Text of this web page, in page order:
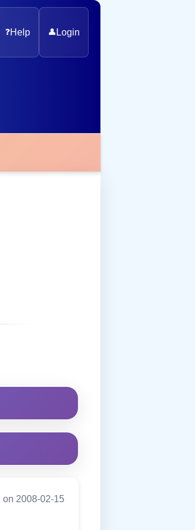
❓Help 👤 Login
on 2008-02-15